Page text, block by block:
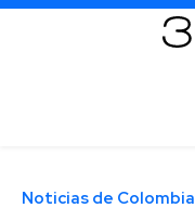
Noticias de Colombia